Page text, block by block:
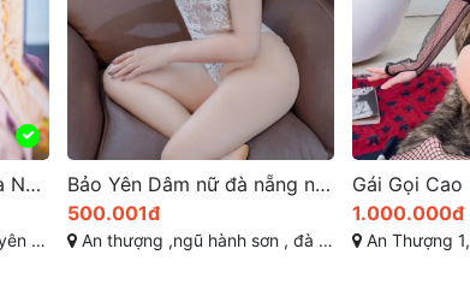
Bảo Yên Dâm nữ đà nẵng nhìn là yêu luôn
Gái Gọi Cao Cấp Đà Nẵng : Khám Phá Bé Thư Em Kỹ Nữ Đẹp
1.000.000đ
An Thượng 1, Mỹ An, Ngũ Hành Sơn, Đà Nẵng
500.000đ
Nguyễn Tất Thành